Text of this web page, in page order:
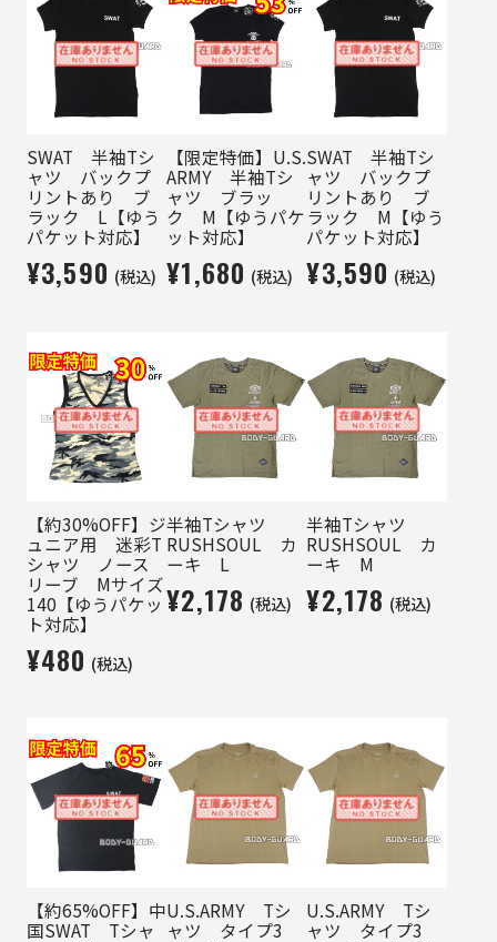
SWAT 半袖Tシ
ャツ バックプ
リントあり ブ
ラック L【ゆう
パケット対応】
¥3,590 (税込)
【限定特価】U.S.
ARMY 半袖Tシ
ャツ ブラッ
ク M【ゆうパケ
ット対応】
¥1,680 (税込)
SWAT 半袖Tシ
ャツ バックプ
リントあり ブ
ラック M【ゆう
パケット対応】
¥3,590 (税込)
【約30%OFF】ジ
ュニア用 迷彩T
シャツ ノース
リーブ Mサイズ
140【ゆうパケッ
ト対応】
¥480 (税込)
半袖Tシャツ
RUSHSOUL カ
ーキ L
¥2,178 (税込)
半袖Tシャツ
RUSHSOUL カ
ーキ M
¥2,178 (税込)
【約65%OFF】中
国SWAT Tシャ
U.S.ARMY Tシ
ャツ タイプ3
U.S.ARMY Tシ
ャツ タイプ3